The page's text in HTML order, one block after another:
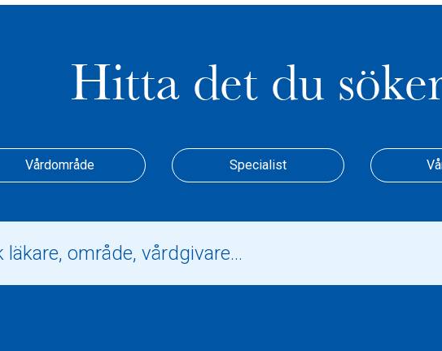
Hitta det du
Vårdområde Specialist